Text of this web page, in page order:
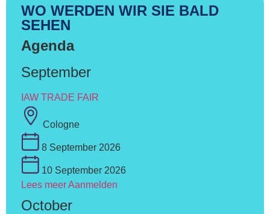
WO WERDEN WIR SIE BALD
SEHEN
Agenda
September
IAW TRADE FAIR
Cologne
8 September 2026
10 September 2026
Lees meerAanmelden
October